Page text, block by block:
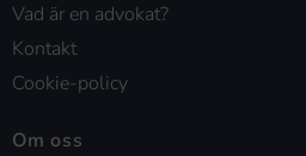
Vad är en advokat?
Kontakt
Cookie-policy
Om oss